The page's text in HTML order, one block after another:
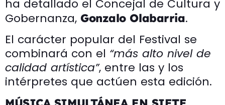
ha detallado el Concejal de Cultura y
Gobernanza, Gonzalo Olabarria.
El carácter popular del Festival se
combinará con el “más alto nivel de
calidad artística”, entre las y los
intérpretes que actúen esta edición.